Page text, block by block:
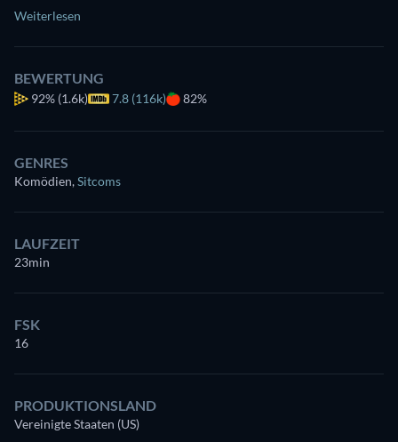
Weiterlesen
BEWERTUNG
92% (1.6k) 7.8 (116k) 82%
GENRES
Komödien,Sitcoms
LAUFZEIT
23min
FSK
16
PRODUKTIONSLAND
Vereinigte Staaten (US)